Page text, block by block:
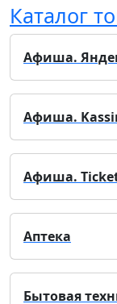
Каталог
Афиша.
Афиша.
Афиша.
Аптека
Бытовая